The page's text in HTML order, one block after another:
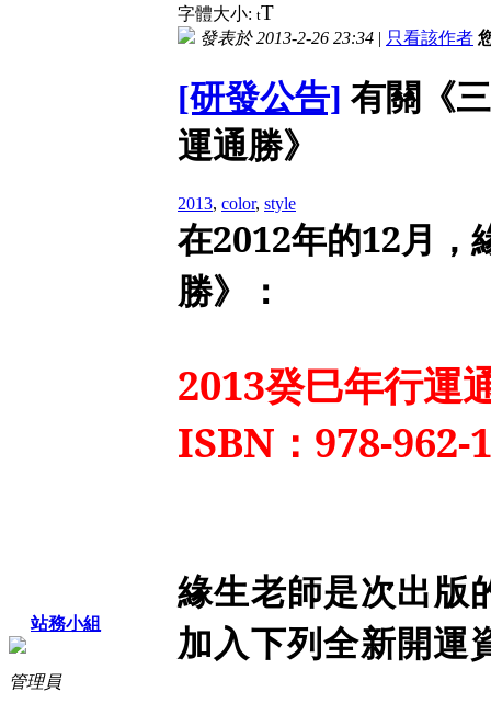
站務小組
管理員
字體大小: tT
發表於 2013-2-26 23:34 | 只看該作者
[研發公告] 有關《
運通勝》
2013, color, style
在2012年的12月，
勝》：
2013癸巳年行運
ISBN ： 978-962-
緣生老師是次出版
加入下列全新開運